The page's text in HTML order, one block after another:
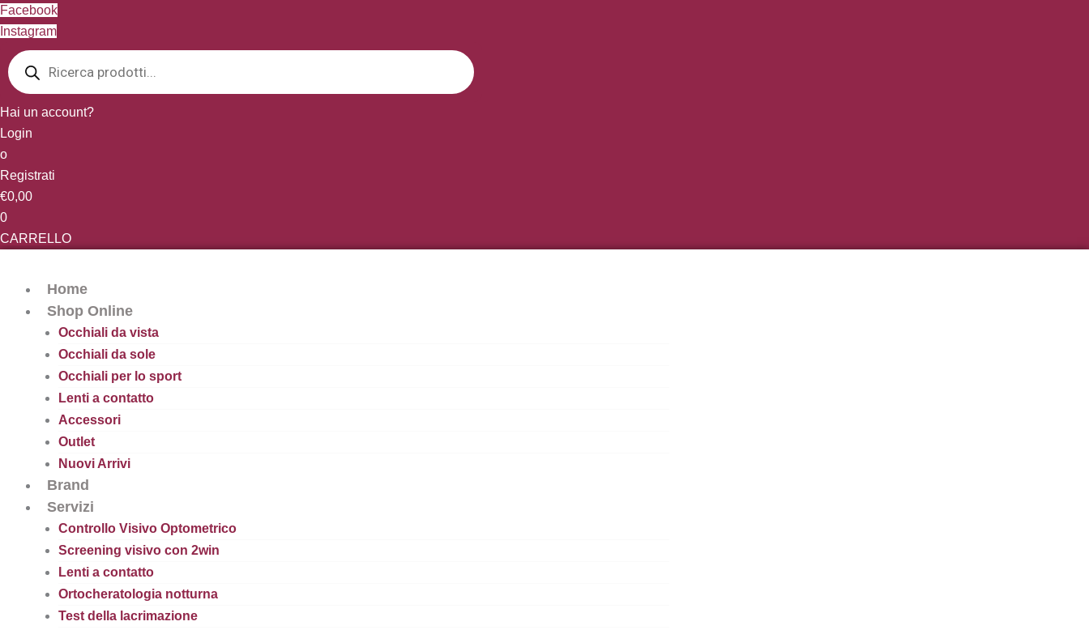
Vai
al
contenuto
Facebook
Instagram
Products
search
Hai un account?
Login
o
Registrati
€0,00
0
CARRELLO
Home
Shop Online
Occhiali da vista
Occhiali da sole
Occhiali per lo sport
Lenti a contatto
Accessori
Outlet
Nuovi Arrivi
Brand
Servizi
Controllo Visivo Optometrico
Screening visivo con 2win
Lenti a contatto
Ortocheratologia notturna
Test della lacrimazione